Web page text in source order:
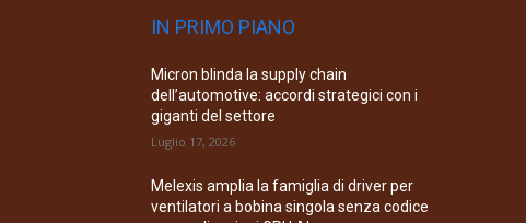
IN PRIMO PIANO
Micron blinda la supply chain
dell’automotive: accordi strategici con i
giganti del settore
Luglio 17, 2026
Melexis amplia la famiglia di driver per
ventilatori a bobina singola senza codice